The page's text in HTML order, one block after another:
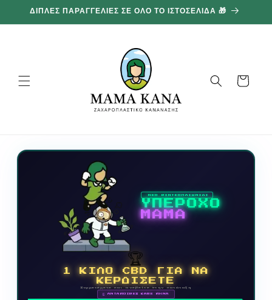
προχωρήστε
στο
ΔΙΠΛΕΣ ΠΑΡΑΓΓΕΛΙΕΣ ΣΕ ΟΛΟ ΤΟ ΙΣΤΟΣΕΛΙΔΑ 🎁
Καλάθι
ΝΕΟ ΒΙΝΤΕΟΠΑΙΧΝΙΔΙ
ΥΠΕΡΟΧΟ
ΜΑΜΑ
🏆
1 ΚΙΛΟ CBD ΓΙΑ ΝΑ
ΚΕΡΔΙΣΕΤΕ
Συμμετέχετε και ανεβείτε στην κατάταξη
🗓 ΑΝΤΑΜΟΙΒΕΣ ΚΑΘΕ ΜΗΝΑ